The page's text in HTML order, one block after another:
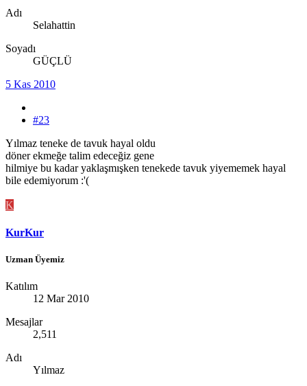
Adı
Selahattin
Soyadı
GÜÇLÜ
5 Kas 2010
#23
Yılmaz teneke de tavuk hayal oldu
döner ekmeğe talim edeceğiz gene
hilmiye bu kadar yaklaşmışken tenekede tavuk yiyememek hayal
bile edemiyorum :'(
K
KurKur
Uzman Üyemiz
Katılım
12 Mar 2010
Mesajlar
2,511
Adı
Yılmaz